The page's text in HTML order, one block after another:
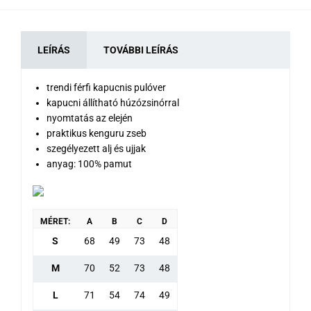
LEÍRÁS TOVÁBBI LEÍRÁS
trendi férfi kapucnis pulóver
kapucni állítható húzózsinórral
nyomtatás az elején
praktikus kenguru zseb
szegélyezett alj és ujjak
anyag: 100% pamut
MÉRET: A B C D
S 68 49 73 48
M 70 52 73 48
L 71 54 74 49